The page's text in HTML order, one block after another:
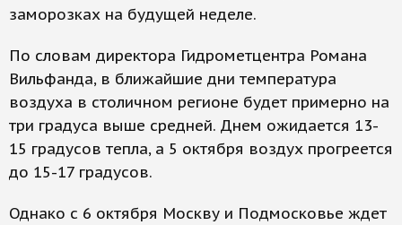
заморозках на будущей неделе.
По словам директора Гидрометцентра Романа
Вильфанда, в ближайшие дни температура
воздуха в столичном регионе будет примерно на
три градуса выше средней. Днем ожидается 13-
15 градусов тепла, а 5 октября воздух прогреется
до 15-17 градусов.
Однако с 6 октября Москву и Подмосковье ждет